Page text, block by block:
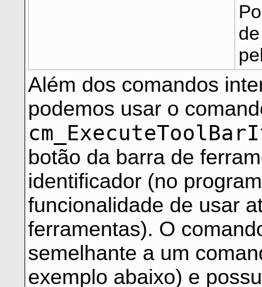
Além dos comandos
podemos usar o
botão da barra de
identificador (no
funcionalidade de usar
ferramentas). O
semelhante a um
exemplo abaixo) e